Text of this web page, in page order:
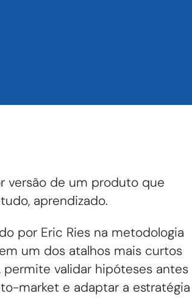
versão de um produto que
aprendizado.
por Eric Ries na metodologia
um dos atalhos mais curtos
permite validar hipóteses antes
market e adaptar a estratégia